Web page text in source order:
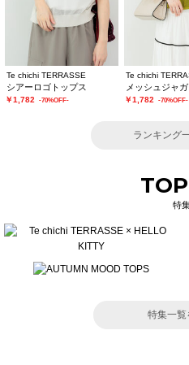
Te chichi TERRASSE
シアーロゴトップス
￥1,782 -70%OFF-
Te chichi
￥1,782 -70%OFF-
ランキング
特
特集一覧